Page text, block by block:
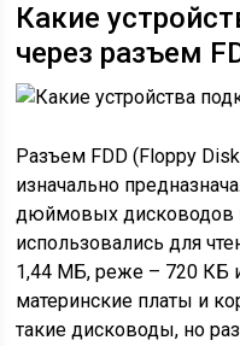
Какие
через разъем
Разъем FDD (Floppy
изначально
дюймовых дисководов
использовались для
1,44 МБ, реже – 720 КБ
материнские платы и
такие дисководы, но